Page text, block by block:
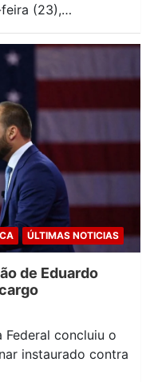
feira (23),…
ÚLTIMAS NOTICIAS
de Eduardo
Federal concluiu o
instaurado contra